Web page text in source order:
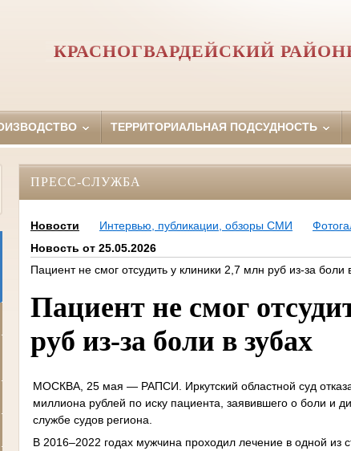
КРАСНОГВАРДЕЙСКИЙ
ТЕРРИТОРИАЛЬНАЯ ПОДСУДНОСТЬ
ПРЕСС-СЛУЖБА
Новости Интервью, публикации, обзоры СМИ
Новость от 25.05.2026
Пациент не смог отсудить у клиники 2,7 млн руб из-за боли
Пациент не смог
руб из-за боли в зубах
МОСКВА, 25 мая — РАПСИ. Иркутский областной суд
миллиона рублей по иску пациента, заявившего о боли
службе судов региона.
В 2016–2022 годах мужчина проходил лечение в одной из